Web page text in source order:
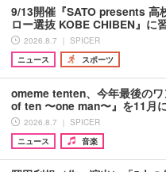
9/13開催『SATO presents 高
ロー選抜 KOBE CHIBEN』に
2026.8.7 ｜ SPICER
ニュース
スポーツ
omeme tenten、今年最後の
of ten 〜one man〜』を11月
2026.8.7 ｜ SPICER
ニュース
音楽